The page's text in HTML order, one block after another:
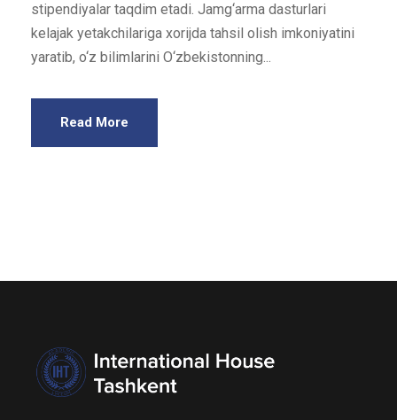
stipendiyalar taqdim etadi. Jamg‘arma dasturlari
kelajak yetakchilariga xorijda tahsil olish imkoniyatini
yaratib, o‘z bilimlarini O‘zbekistonning...
Read More